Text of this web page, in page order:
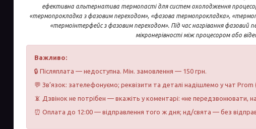
ефективна альтернатива термопасті для систем охолодження
«термопрокладка з фазовим переходом», «фазова термопрокладка»,
«термоінтерфейс з фазовим переходом». Під час нагрівання фазовий
мікронерівності між процесором або
Важливо:
🔒 Післяплата — недоступна. Мін. замовлення — 150 грн.
💬 Зв’язок: зателефонуємо; реквізити та деталі надішлемо у чат
📵 Дзвінок не потрібен — вкажіть у коментарі: «не передзвонювати,
⏰ Оплата до 12:00 — відправлення того ж дня; нд/свята — без